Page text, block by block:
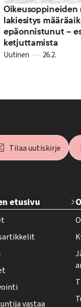
lakiesitys
epäonnistunut –
ketjuttamista
Uutinen 26.2.
Tilaa uutiskirje
etusivu
vastaa